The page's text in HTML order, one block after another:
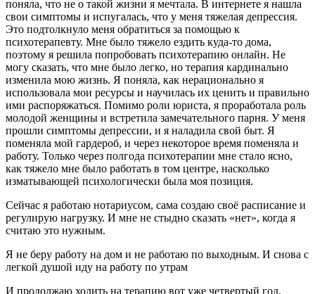
поняла, что не о такой жизни я мечтала. В интернете я нашла
свои симптомы и испугалась, что у меня тяжелая депрессия.
Это подтолкнуло меня обратиться за помощью к
психотерапевту. Мне было тяжело ездить куда-то дома,
поэтому я решила попробовать психотерапию онлайн. Не
могу сказать, что мне было легко, но терапия кардинально
изменила мою жизнь. Я поняла, как нерационально я
использовала мои ресурсы и научилась их ценить и правильно
ими распоряжаться. Помимо роли юриста, я проработала роль
молодой женщины и встретила замечательного парня. У меня
прошли симптомы депрессии, и я наладила свой быт. Я
поменяла мой гардероб, и через некоторое время поменяла и
работу. Только через полгода психотерапии мне стало ясно,
как тяжело мне было работать в том центре, насколько
изматывающей психологически была моя позиция.
Сейчас я работаю нотариусом, сама создаю своё расписание и
регулирую нагрузку. И мне не стыдно сказать «нет», когда я
считаю это нужным.
Я не беру работу на дом и не работаю по выходным. И снова с
легкой душой иду на работу по утрам
И продолжаю ходить на терапию вот уже четвертый год.